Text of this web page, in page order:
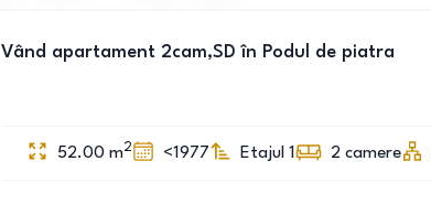
Vând apartament 2cam,SD în Podul de piatra
52.00 m2 <1977 Etajul 1 2 camere